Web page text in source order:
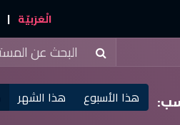
الْعَرَبيّة |
هذا الأسبوع هذا الشهر